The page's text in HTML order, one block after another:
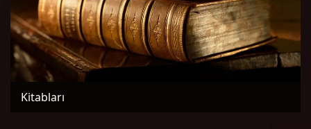
Kitabları